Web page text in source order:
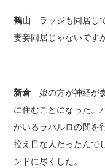
鶴山 ラッジも同居し
妻妾同居じゃないです
新倉 娘の方が神経が
に住むことになった。
がいるラパルロの間を
控え目な人だったんで
ンドに尽くした。